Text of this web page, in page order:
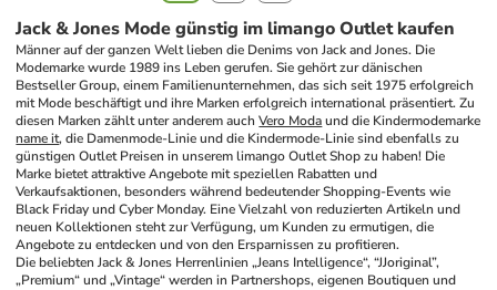
Jack & Jones Mode günstig im limango Outlet kaufen
Männer auf der ganzen Welt lieben die Denims von Jack and Jones. Die
Modemarke wurde 1989 ins Leben gerufen. Sie gehört zur dänischen
Bestseller Group, einem Familienunternehmen, das sich seit 1975 erfolgreich
mit Mode beschäftigt und ihre Marken erfolgreich international präsentiert. Zu
diesen Marken zählt unter anderem auch Vero Moda
name it, die Damenmode-Linie und die Kindermode-Linie sind ebenfalls zu
günstigen Outlet Preisen in unserem limango Outlet Shop zu haben! Die
Marke bietet attraktive Angebote mit speziellen Rabatten und
Verkaufsaktionen, besonders während bedeutender Shopping-Events wie
Black Friday und Cyber Monday. Eine Vielzahl von reduzierten Artikeln und
neuen Kollektionen steht zur Verfügung, um Kunden zu ermutigen, die
Angebote zu entdecken und von den Ersparnissen zu profitieren.
Die beliebten Jack & Jones Herrenlinien „Jeans Intelligence“, “JJoriginal”,
„Premium“ und „Vintage“ werden in Partnershops, eigenen Boutiquen und